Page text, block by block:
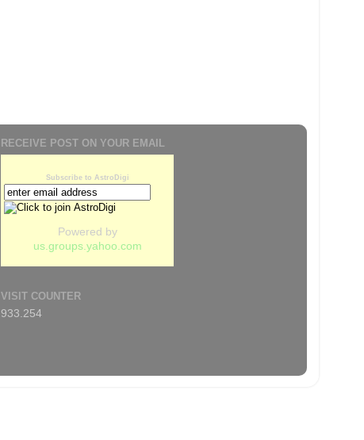
RECEIVE POST ON YOUR EMAIL
Subscribe to AstroDigi
Powered by
us.groups.yahoo.com
VISIT COUNTER
933.254